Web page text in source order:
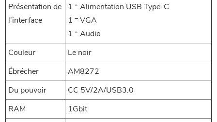
Présentation de
l'interface
1 * Alimentation USB Type-C
1 * VGA
1 * Audio
Couleur
Le noir
Ébrécher
AM8272
Du pouvoir
CC 5V/2A/USB3.0
RAM
1Gbit